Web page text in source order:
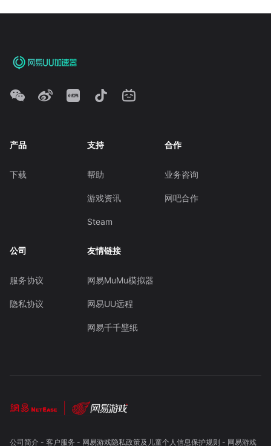
产品
下载
支持
帮助
游戏资讯
Steam
合作
业务咨询
网吧合作
公司
服务协议
隐私协议
友情链接
网易MuMu模拟器
网易UU远程
网易千千壁纸
公司简介- 客户服务 - 网易游戏隐私政策及儿童个人信息保护规则 - 网易游戏